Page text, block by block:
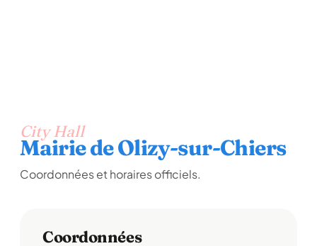
City Hall
Mairie de Olizy-sur-Chiers
Coordonnées et horaires officiels.
Coordonnées